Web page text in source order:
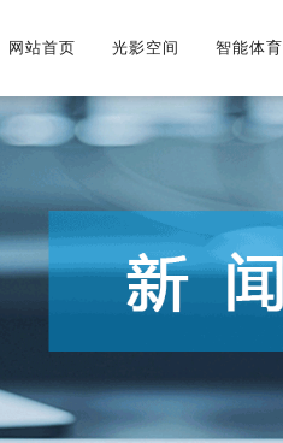
网站首页 光影空间 智能体育
网站首页 光影空间 智能体育